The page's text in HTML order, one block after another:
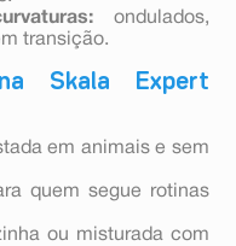
ondulados,
transição.
Skala Expert
em animais e sem
quem segue rotinas
ou misturada com